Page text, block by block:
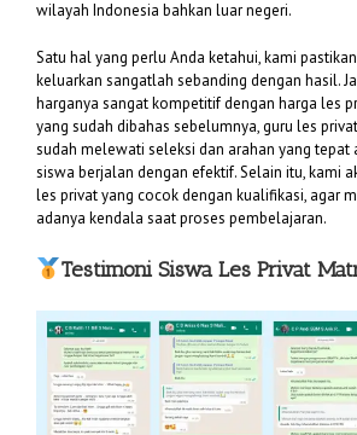
wilayah Indonesia bahkan luar negeri.
Satu hal yang perlu Anda ketahui, kami
keluarkan sangatlah sebanding dengan hasil.
harganya sangat kompetitif dengan harga les
yang sudah dibahas sebelumnya, guru les
sudah melewati seleksi dan arahan yang tepat
siswa berjalan dengan efektif. Selain itu, kami
les privat yang cocok dengan kualifikasi, agar
adanya kendala saat proses pembelajaran.
Testimoni Siswa Les Privat